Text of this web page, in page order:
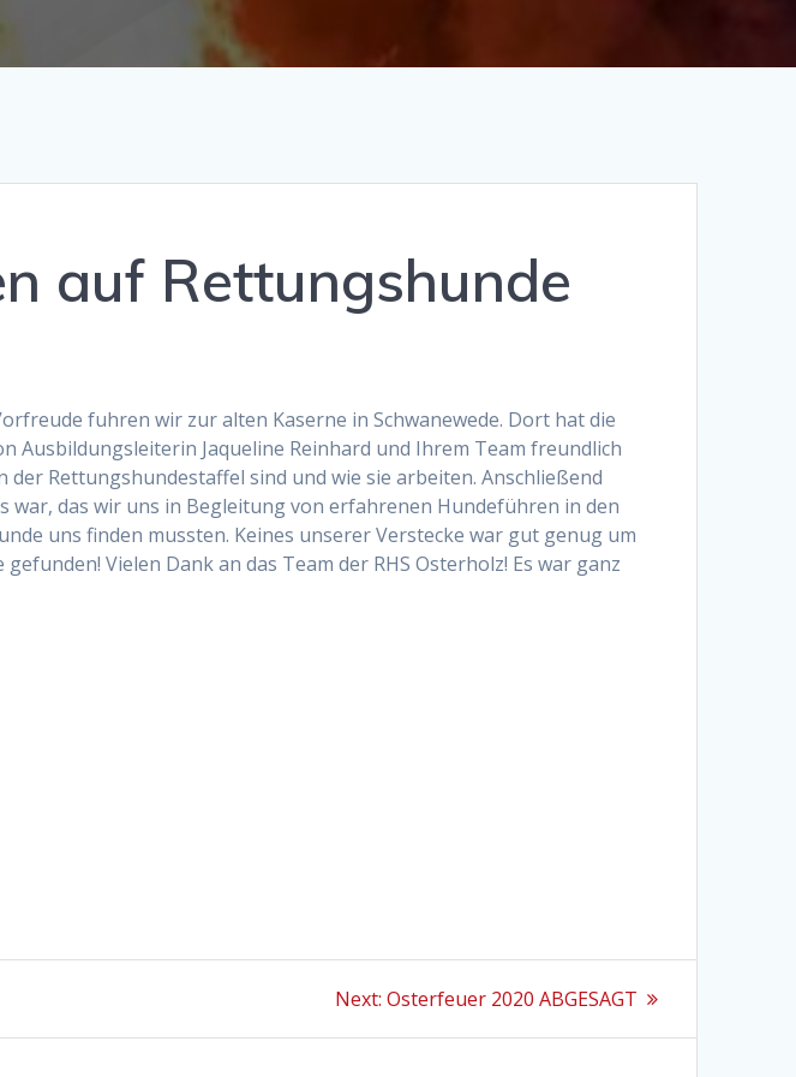
auf Rettungshunde
fuhren wir zur alten Kaserne in Schwanewede. Dort hat die
Jaqueline Reinhard und Ihrem Team freundlich
Rettungshundestaffel sind und wie sie arbeiten. Anschließend
das wir uns in Begleitung von erfahrenen Hundeführen in den
uns finden mussten. Keines unserer Verstecke war gut genug um
Vielen Dank an das Team der RHS Osterholz! Es war ganz
Next: Next
Osterfeuer 2020 ABGESAGT